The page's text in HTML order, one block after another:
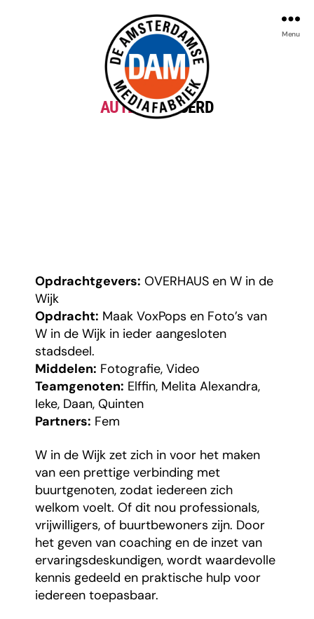
Menu
AUTEUR:SJOERD
Opdrachtgevers: OVERHAUS en W in de
Wijk
Opdracht: Maak VoxPops en Foto’s van
W in de Wijk in ieder aangesloten
stadsdeel.
Middelen: Fotografie, Video
Teamgenoten: Elffin, Melita Alexandra,
Ieke, Daan, Quinten
Partners: Fem
W in de Wijk zet zich in voor het maken
van een prettige verbinding met
buurtgenoten, zodat iedereen zich
welkom voelt. Of dit nou professionals,
vrijwilligers, of buurtbewoners zijn. Door
het geven van coaching en de inzet van
ervaringsdeskundigen, wordt waardevolle
kennis gedeeld en praktische hulp voor
iedereen toepasbaar.